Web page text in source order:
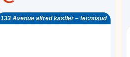
133 Avenue alfred kastler – tecnosud